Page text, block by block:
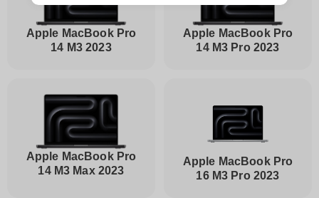
Apple MacBook Pro
14 M3 2023
Apple MacBook Pro
14 M3 Pro 2023
Apple MacBook Pro
14 M3 Max 2023
Apple MacBook Pro
16 M3 Pro 2023